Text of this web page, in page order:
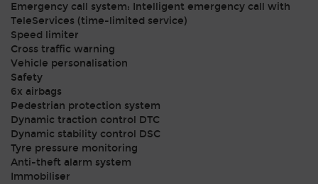
Emergency call system: Intelligent emergency call with
TeleServices (time-limited service)
Speed ​​limiter
Cross traffic warning
Vehicle personalisation
Safety
6x airbags
Pedestrian protection system
Dynamic traction control DTC
Dynamic stability control DSC
Tyre pressure monitoring
Anti-theft alarm system
Immobiliser